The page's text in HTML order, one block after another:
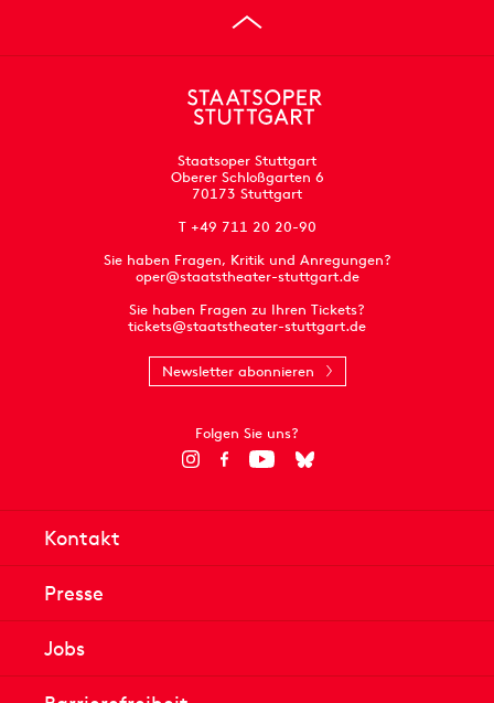
Staatsoper Stuttgart
Oberer Schloßgarten 6
70173 Stuttgart
T +49 711 20 20-90
Sie haben Fragen, Kritik und Anregungen?
oper@staatstheater-stuttgart.de
Sie haben Fragen zu Ihren Tickets?
tickets@staatstheater-stuttgart.de
Newsletter abonnieren
Folgen Sie uns?
Kontakt
Presse
Jobs